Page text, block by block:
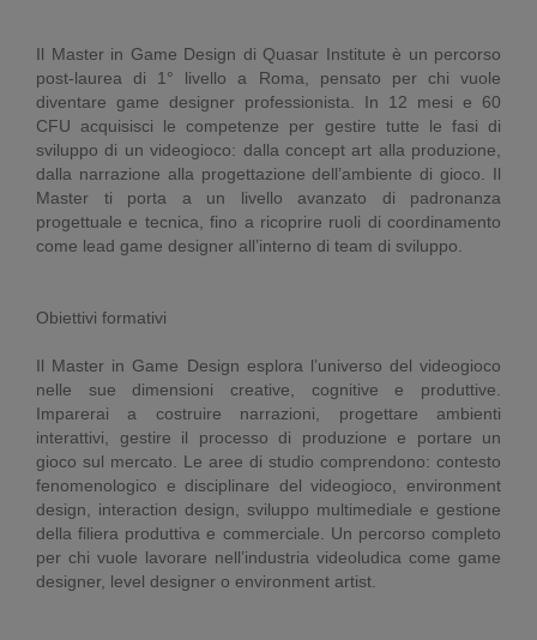
Il Master in Game Design di Quasar Institute è un percorso
post-laurea di 1° livello a Roma, pensato per chi vuole
diventare game designer professionista. In 12 mesi e 60
CFU acquisisci le competenze per gestire tutte le fasi di
sviluppo di un videogioco: dalla concept art alla produzione,
dalla narrazione alla progettazione dell’ambiente di gioco. Il
Master ti porta a un livello avanzato di padronanza
progettuale e tecnica, fino a ricoprire ruoli di coordinamento
come lead game designer all’interno di team di sviluppo.
Obiettivi formativi
Il Master in Game Design esplora l’universo del videogioco
nelle sue dimensioni creative, cognitive e produttive.
Imparerai a costruire narrazioni, progettare ambienti
interattivi, gestire il processo di produzione e portare un
gioco sul mercato. Le aree di studio comprendono: contesto
fenomenologico e disciplinare del videogioco, environment
design, interaction design, sviluppo multimediale e gestione
della filiera produttiva e commerciale. Un percorso completo
per chi vuole lavorare nell’industria videoludica come game
designer, level designer o environment artist.